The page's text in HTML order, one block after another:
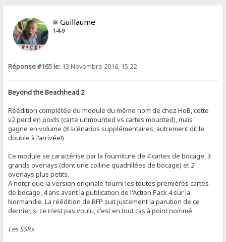
Guillaume
1-4-9
Réponse #165 le: 13 Novembre 2016, 15:22
Beyond the Beachhead 2
Réédition complétée du module du même nom de chez HoB, cette
v2 perd en poids (carte unmounted vs cartes mounted), mais
gagne en volume (8 scénarios supplémentaires, autrement dit le
double à l'arrivée!)
Ce module se caractérise par la fourniture de 4 cartes de bocage, 3
grands overlays (dont une colline quadrillées de bocage) et 2
overlays plus petits.
A noter que la version originale fourni les toutes premières cartes
de bocage, 4 ans avant la publication de l'Action Pack 4 sur la
Normandie. La réédition de BFP suit justement la parution de ce
dernier, si ce n'est pas voulu, c'est en tout cas à point nommé.
Les SSRs